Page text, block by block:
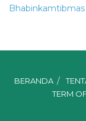
BERANDA
TERM